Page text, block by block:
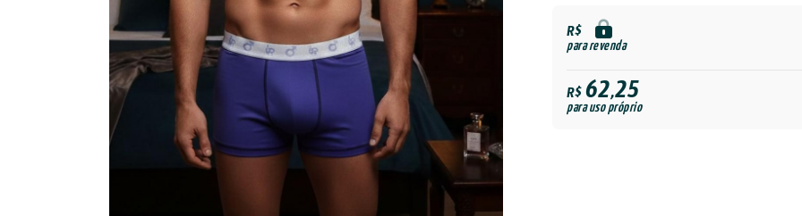
R$
para revenda
R$62,25
para uso próprio